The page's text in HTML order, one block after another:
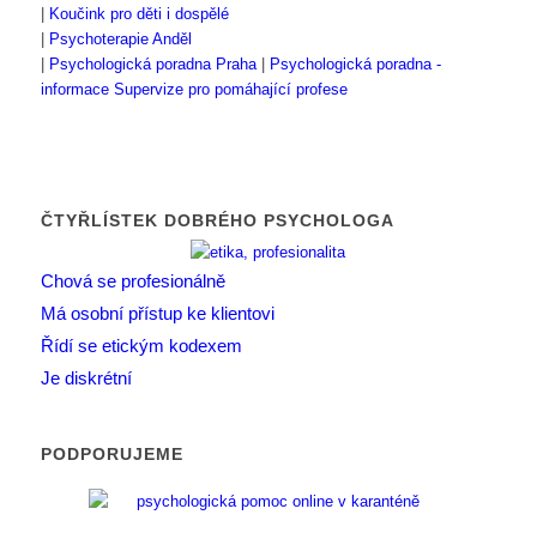
Koučink pro děti i dospělé
Psychoterapie Anděl
Psychologická poradna Praha|
Psychologická poradna -
informace Supervize pro pomáhající profese
ČTYŘLÍSTEK DOBRÉHO PSYCHOLOGA
Chová se profesionálně
Má osobní přístup ke klientovi
Řídí se etickým kodexem
Je diskrétní
PODPORUJEME